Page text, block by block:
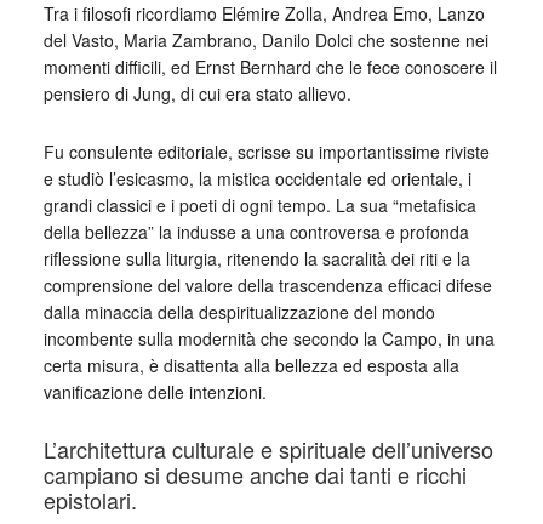
Tra i filosofi ricordiamo Elémire Zolla, Andrea Emo, Lanzo
del Vasto, Maria Zambrano, Danilo Dolci che sostenne nei
momenti difficili, ed Ernst Bernhard che le fece conoscere il
pensiero di Jung, di cui era stato allievo.
Fu consulente editoriale, scrisse su importantissime riviste
e studiò l’esicasmo, la mistica occidentale ed orientale, i
grandi classici e i poeti di ogni tempo. La sua “metafisica
della bellezza” la indusse a una controversa e profonda
riflessione sulla liturgia, ritenendo la sacralità dei riti e la
comprensione del valore della trascendenza efficaci difese
dalla minaccia della despiritualizzazione del mondo
incombente sulla modernità che secondo la Campo, in una
certa misura, è disattenta alla bellezza ed esposta alla
vanificazione delle intenzioni.
L’architettura culturale e spirituale dell’universo
campiano si desume anche dai tanti e ricchi
epistolari.